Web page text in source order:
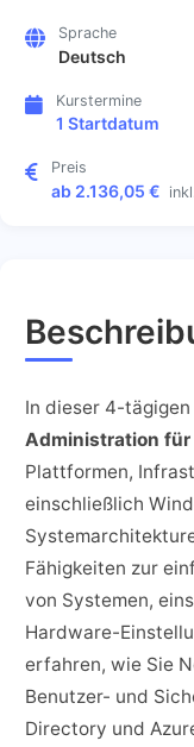
Sprache
Deutsch
Kurstermine
1 Startdatum
Preis
ab 2.136,05 €
In dieser 4-
Administration für
Plattformen,
einschließlich
Fähigkeiten zur
von Systemen,
Hardware-
erfahren, wie Sie
Benutzer- und
Directory und